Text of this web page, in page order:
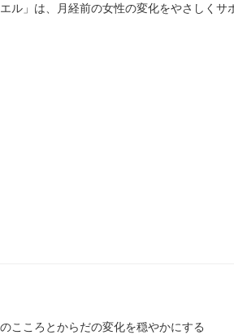
エル」は、月経前の女性の変化をやさしくサ
こころとからだの変化を穏やかにする